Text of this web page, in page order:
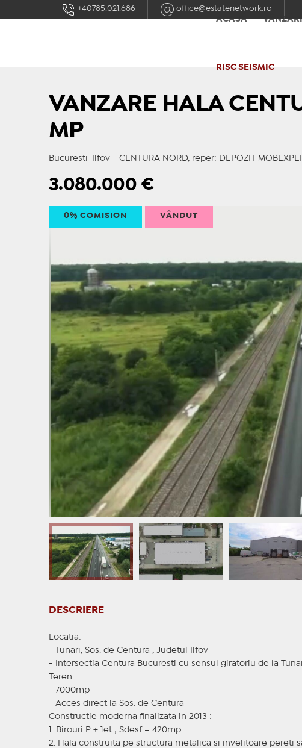
+40785.021.686
office@estatenetwork.ro
ACASĂ
VÂNZĂRI
RISC SEISMIC
VANZARE HALA
MP
Bucuresti-Ilfov - CENTURA NORD, reper: DEPOZIT
3.080.000 €
0% COMISION VÂNDUT
DESCRIERE
Locatia:
- Tunari, Sos. de Centura , Judetul Ilfov
- Intersectia Centura Bucuresti cu sensul giratoriu de la
Teren:
- 7000mp
- Acces direct la Sos. de Centura
Constructie moderna finalizata in 2013 :
1. Birouri P + 1et ; Sdesf = 420mp
2. Hala construita pe structura metalica si invelitoare pereti